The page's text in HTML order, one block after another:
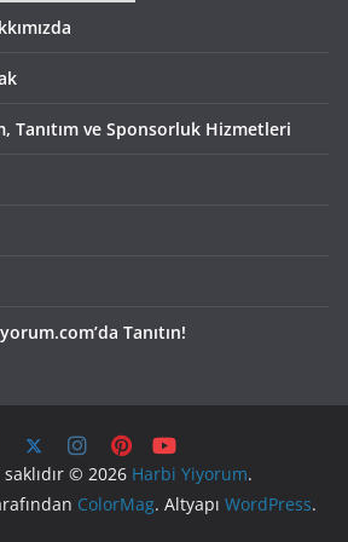
Tanıtım ve Sponsorluk Hizmetleri
Tanıtın!
© 2026 Harbi Yiyorum.
ColorMag. Altyapı WordPress.